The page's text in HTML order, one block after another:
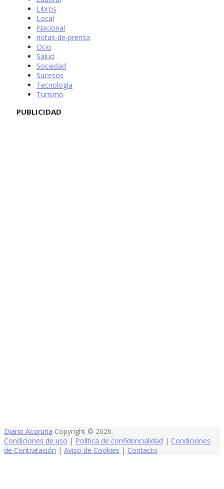
Libros
Local
Nacional
notas-de-prensa
Ocio
Salud
Sociedad
Sucesos
Tecnología
Turismo
PUBLICIDAD
Diario Acoruña Copyright © 2026.
Condiciones de uso | Política de confidencialidad | Condiciones
de Contratación | Aviso de Cookies | Contacto